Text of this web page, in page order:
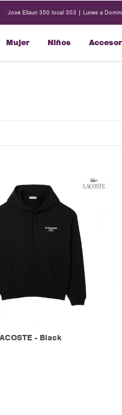
Mujer Niños
José Ellauri 350 local 303 | Lunes a
- Black